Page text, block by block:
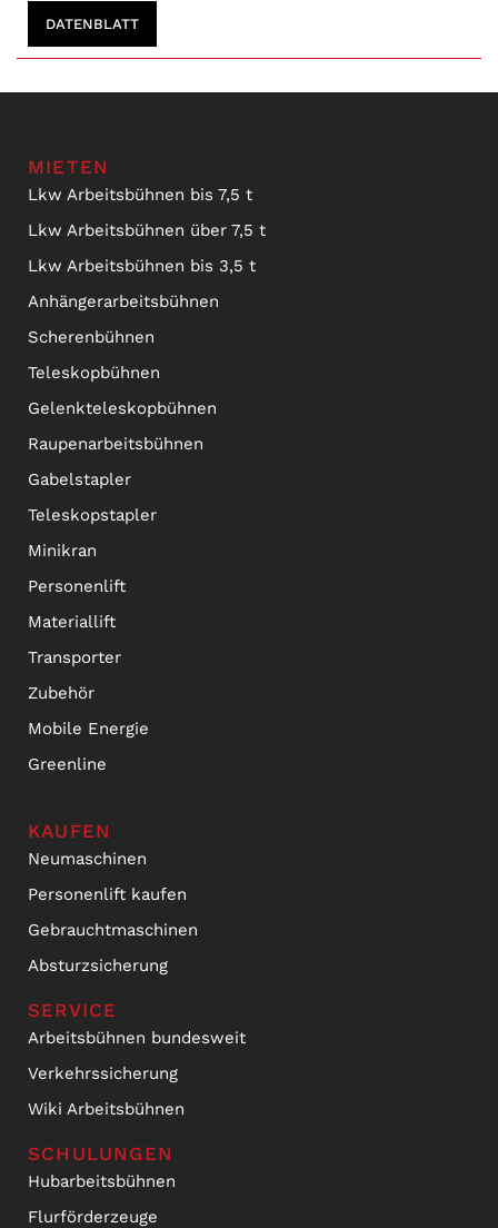
DATENBLATT
MIETEN
Lkw Arbeitsbühnen bis 7,5 t
Lkw Arbeitsbühnen über 7,5 t
Lkw Arbeitsbühnen bis 3,5 t
Anhängerarbeitsbühnen
Scherenbühnen
Teleskopbühnen
Gelenkteleskopbühnen
Raupenarbeitsbühnen
Gabelstapler
Teleskopstapler
Minikran
Personenlift
Materiallift
Transporter
Zubehör
Mobile Energie
Greenline
KAUFEN
Neumaschinen
Personenlift kaufen
Gebrauchtmaschinen
Absturzsicherung
SERVICE
Arbeitsbühnen bundesweit
Verkehrssicherung
Wiki Arbeitsbühnen
SCHULUNGEN
Hubarbeitsbühnen
Flurförderzeuge